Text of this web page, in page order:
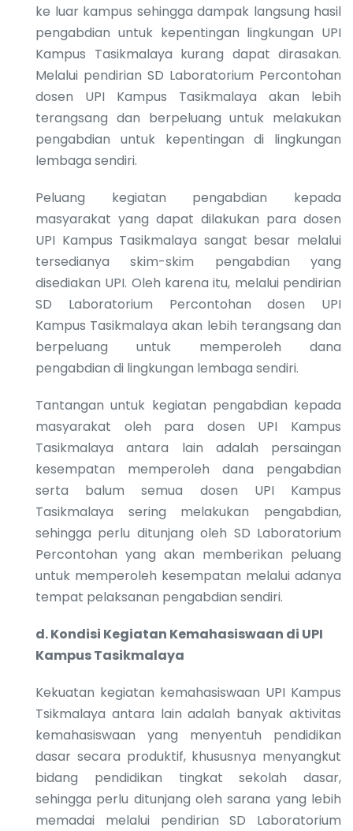
ke luar kampus sehingga dampak langsung hasil
pengabdian untuk kepentingan lingkungan UPI
Kampus Tasikmalaya kurang dapat dirasakan.
Melalui pendirian SD Laboratorium Percontohan
dosen UPI Kampus Tasikmalaya akan lebih
terangsang dan berpeluang untuk melakukan
pengabdian untuk kepentingan di lingkungan
lembaga sendiri.
Peluang kegiatan pengabdian kepada
masyarakat yang dapat dilakukan para dosen
UPI Kampus Tasikmalaya sangat besar melalui
tersedianya skim-skim pengabdian yang
disediakan UPI. Oleh karena itu, melalui pendirian
SD Laboratorium Percontohan dosen UPI
Kampus Tasikmalaya akan lebih terangsang dan
berpeluang untuk memperoleh dana
pengabdian di lingkungan lembaga sendiri.
Tantangan untuk kegiatan pengabdian kepada
masyarakat oleh para dosen UPI Kampus
Tasikmalaya antara lain adalah persaingan
kesempatan memperoleh dana pengabdian
serta balum semua dosen UPI Kampus
Tasikmalaya sering melakukan pengabdian,
sehingga perlu ditunjang oleh SD Laboratorium
Percontohan yang akan memberikan peluang
untuk memperoleh kesempatan melalui adanya
tempat pelaksanan pengabdian sendiri.
d.Kondisi Kegiatan Kemahasiswaan di UPI
Kampus Tasikmalaya
Kekuatan kegiatan kemahasiswaan UPI Kampus
Tsikmalaya antara lain adalah banyak aktivitas
kemahasiswaan yang menyentuh pendidikan
dasar secara produktif, khususnya menyangkut
bidang pendidikan tingkat sekolah dasar,
sehingga perlu ditunjang oleh sarana yang lebih
memadai melalui pendirian SD Laboratorium